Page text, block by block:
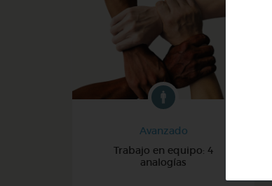
Avanzado
Trabajo en equipo: 4
analogías